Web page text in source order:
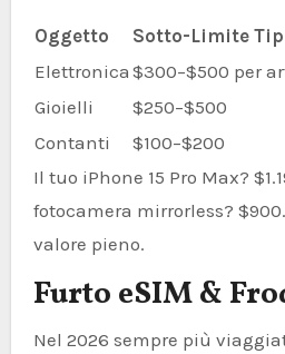
Oggetto
Sotto-Limite
Elettronica $300–$500 per
Gioielli
$250–$500
Contanti
$100–$200
Il tuo iPhone 15 Pro Max?
fotocamera mirrorless?
valore pieno.
Furto eSIM &
Nel 2026 sempre più